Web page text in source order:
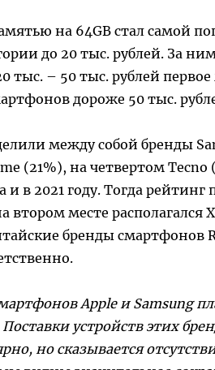
на 64GB стал самой
до 20 тыс. рублей. За
тыс. – 50 тыс. рублей
дороже 50 тыс.
между собой бренды
(21%), на четвертом
в 2021 году. Тогда рейтинг
втором месте
бренды смартфонов
Apple и Samsung
устройств этих
но сказывается